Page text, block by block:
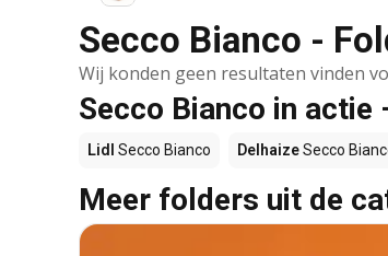
Secco Bianco -
Wij konden geen resultaten vinden
Secco Bianco in actie
Lidl Secco Bianco DelhaizeSecco
Meer folders uit de